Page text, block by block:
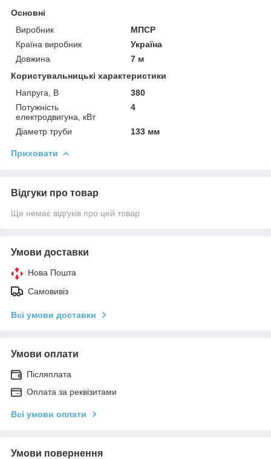
Основні
Виробник
МПСР
Країна виробник
Україна
Довжина
7 м
Користувальницькі характеристики
Напруга, В
380
Потужність
електродвигуна, кВт
4
Діаметр труби 133 мм
Приховати
Відгуки про товар
Ще немає відгуків про цей товар
Умови доставки
Нова Пошта
Самовивіз
Всі умови доставки
Умови оплати
Післяплата
Оплата за реквізитами
Всі умови оплати
Умови повернення